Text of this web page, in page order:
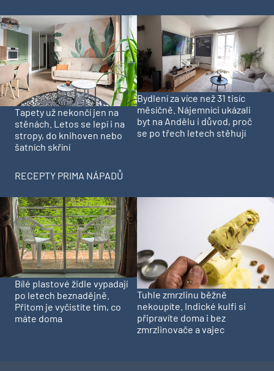
Tapety už nekončí jen na
stěnách. Letos se lepí i na
stropy, do knihoven nebo
šatních skříní
Bydlení za více než 31 tisíc
měsíčně. Nájemníci ukázali
byt na Andělu i důvod, proč
se po třech letech stěhují
RECEPTY PRIMA NÁPADŮ
Bílé plastové židle vypadají
po letech beznadějně.
Přitom je vyčistíte tím, co
máte doma
Tuhle zmrzlinu běžně
nekoupíte. Indické kulfi si
připravíte doma i bez
zmrzlinovače a vajec